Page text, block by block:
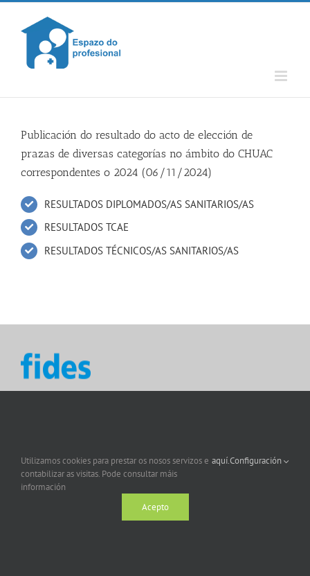
Skip
content
Publicación do resultado do acto de elección de
prazas de diversas categorías no ámbito do CHUAC
correspondentes o 2024 (06/11/2024)
RESULTADOS DIPLOMADOS/AS SANITARIOS/AS
RESULTADOS TCAE
RESULTADOS TÉCNICOS/AS SANITARIOS/AS
Utilizamos cookies para prestar os nosos servizos e
contabilizar as visitas. Pode consultar máis
información
aquí.Configuración
Acepto